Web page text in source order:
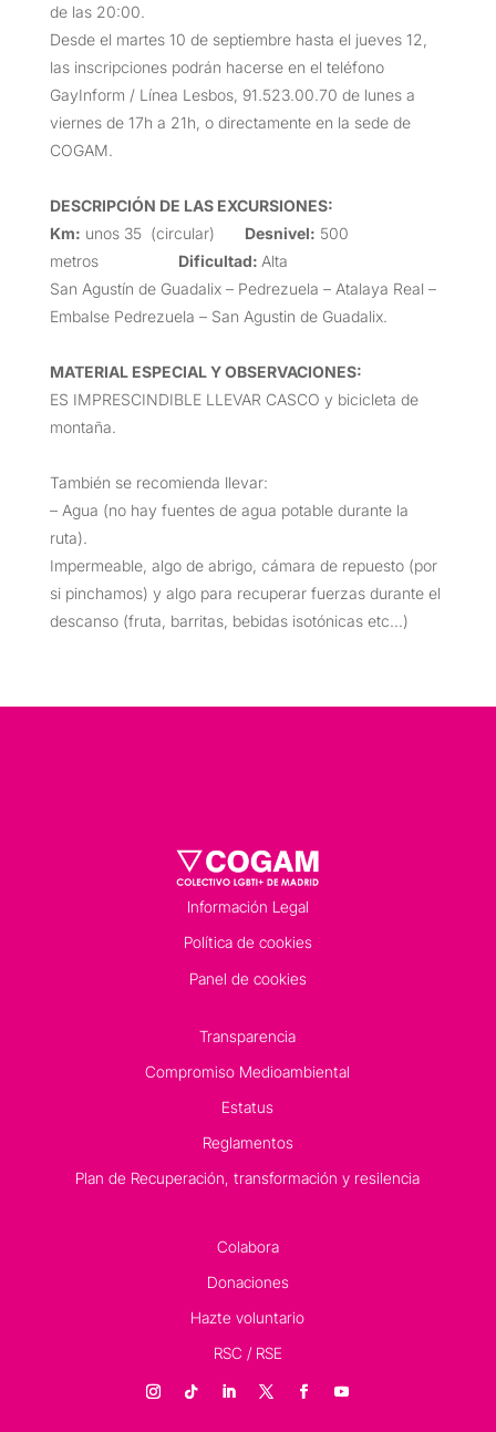
de las 20:00.
Desde el martes 10 de septiembre hasta el jueves 12,
las inscripciones podrán hacerse en el teléfono
GayInform / Línea Lesbos, 91.523.00.70 de lunes a
viernes de 17h a 21h, o directamente en la sede de
COGAM.
DESCRIPCIÓN DE LAS EXCURSIONES:
Km: unos 35 (circular) Desnivel: 500
metros Dificultad: Alta
San Agustín de Guadalix – Pedrezuela – Atalaya Real –
Embalse Pedrezuela – San Agustin de Guadalix.
MATERIAL ESPECIAL Y OBSERVACIONES:
ES IMPRESCINDIBLE LLEVAR CASCO y bicicleta de
montaña.
También se recomienda llevar:
– Agua (no hay fuentes de agua potable durante la
ruta).
Impermeable, algo de abrigo, cámara de repuesto (por
si pinchamos) y algo para recuperar fuerzas durante el
descanso (fruta, barritas, bebidas isotónicas etc…)
Información Legal
Política de cookies
Panel de cookies
Transparencia
Compromiso Medioambiental
Estatus
Reglamentos
Plan de Recuperación, transformación y resilencia
Colabora
Donaciones
Hazte voluntario
RSC / RSE